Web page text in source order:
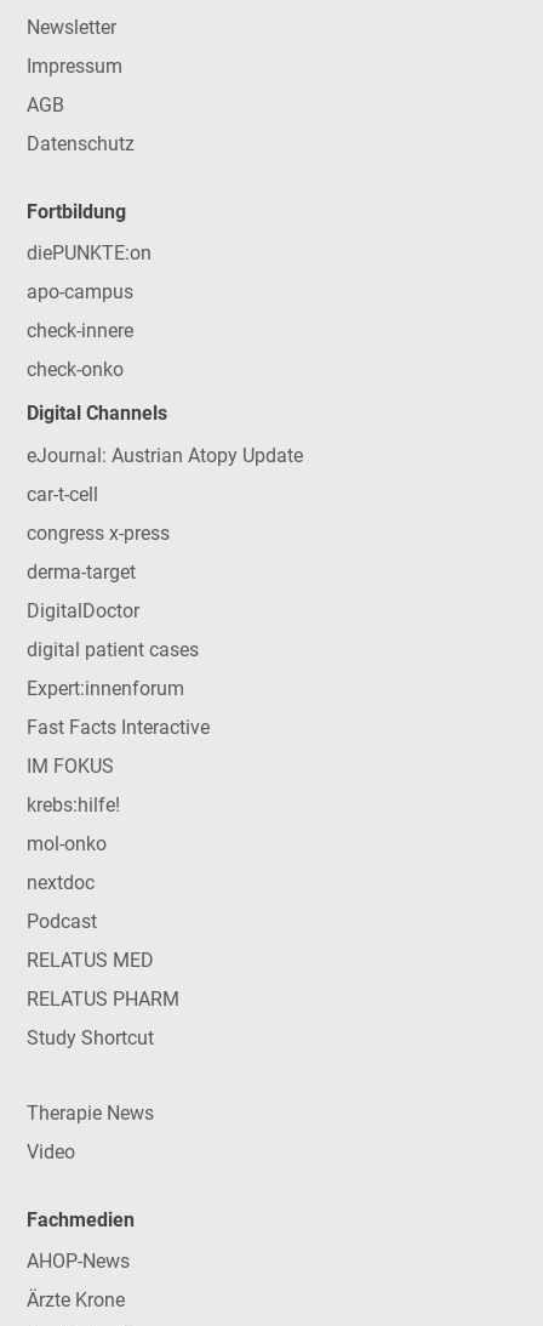
Newsletter
Impressum
AGB
Datenschutz
Fortbildung
diePUNKTE:on
apo-campus
check-innere
check-onko
Digital Channels
eJournal: Austrian Atopy Update
car-t-cell
congress x-press
derma-target
DigitalDoctor
digital patient cases
Expert:innenforum
Fast Facts Interactive
IM FOKUS
krebs:hilfe!
mol-onko
nextdoc
Podcast
RELATUS MED
RELATUS PHARM
Study Shortcut
Therapie News
Video
Fachmedien
AHOP-News
Ärzte Krone